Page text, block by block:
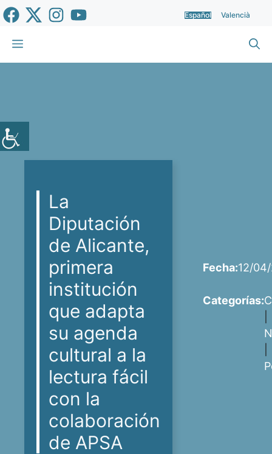
Saltar
al
contenido
Español Valencià
Menú
La
Diputación
de Alicante,
primera
institución
que adapta
su agenda
cultural a la
lectura fácil
con la
colaboración
de APSA
Fecha:12/
Categorías: